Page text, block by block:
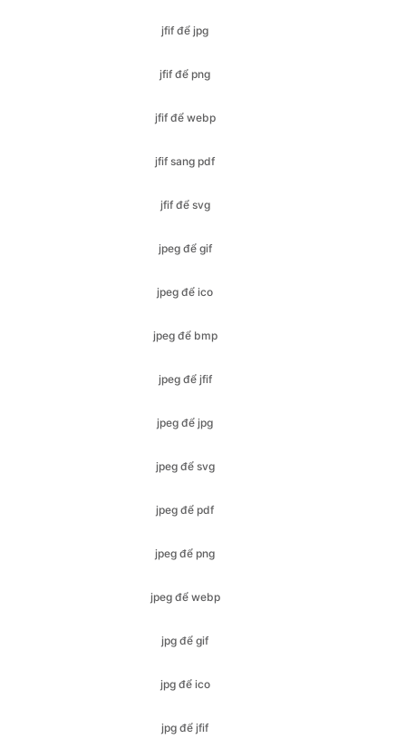
jfif để webp
jfif sang pdf
jfif để svg
jpeg để gif
jpeg để ico
jpeg để bmp
jpeg để jfif
jpeg để jpg
jpeg để svg
jpeg để pdf
jpeg để png
jpeg để webp
jpg để gif
jpg để ico
jpg để jfif
jpg để bmp
jpg để svg